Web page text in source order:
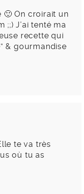
🙂 On croirait un
;;) J’ai tenté ma
recette qui
& gourmandise
te va très
où tu as